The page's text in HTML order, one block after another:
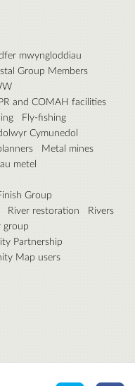
mwyngloddiau
Group Members
and COMAH facilities
Fly-fishing
Cymunedol
Metal mines
metel
Group
River restoration
Rivers
group
Partnership
Map users